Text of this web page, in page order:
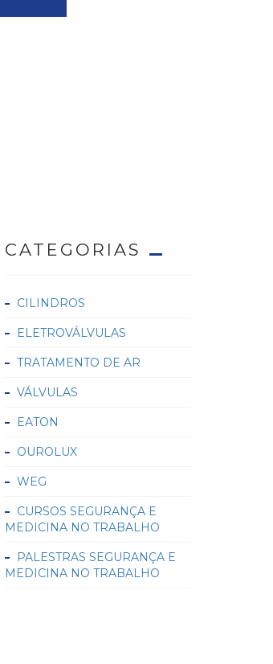
CATEGORIAS
CILINDROS
ELETROVÁLVULAS
TRATAMENTO DE AR
VÁLVULAS
EATON
OUROLUX
WEG
CURSOS SEGURANÇA E
MEDICINA NO TRABALHO
PALESTRAS SEGURANÇA E
MEDICINA NO TRABALHO